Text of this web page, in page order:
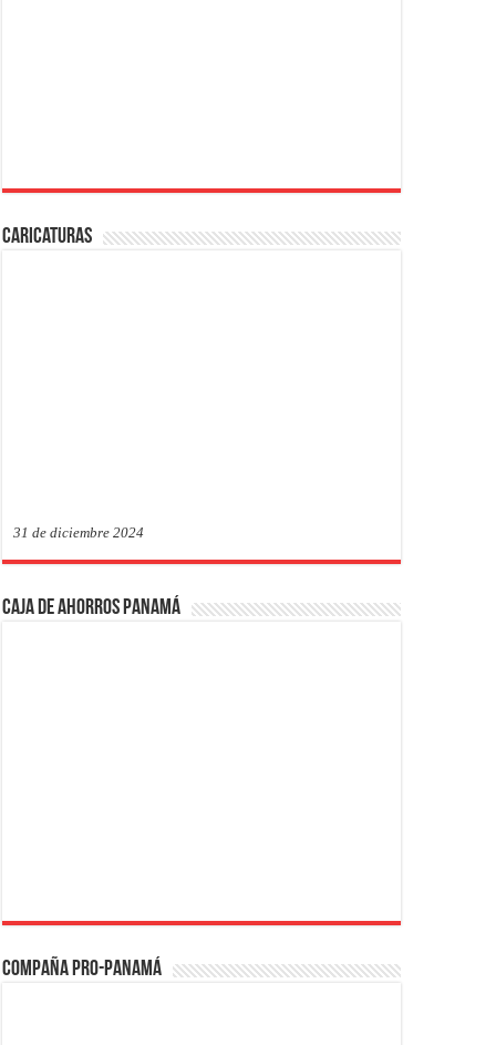
Caricaturas
31 de diciembre 2024
Caja de Ahorros Panamá
Compaña PRO-Panamá